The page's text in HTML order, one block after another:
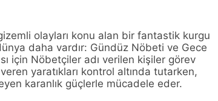
olayları konu alan bir fantastik kurgu
daha vardır: Gündüz Nöbeti ve Gece
için Nöbetçiler adı verilen kişiler görev
yaratıkları kontrol altında tutarken,
karanlık güçlerle mücadele eder.